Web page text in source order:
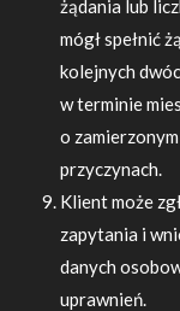
żądania lub
mógł spełnić
kolejnych
w terminie
o
przyczynach.
Klient może
zapytania i
danych
uprawnień.